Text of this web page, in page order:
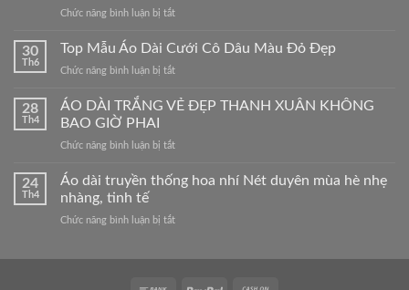
Chức năng bình luận bị tắtở
Dài
Tân
Cao
Đa
Mẫu
Form
30
Th6
Top Mẫu Áo Dài Cưới Cô Dâu Màu Đỏ Đẹp
Chức năng bình luận bị tắtở
Mẫu
Cưới
Dâu
Đẹp
28
Th4
ÁO DÀI TRẮNG VẺ ĐẸP THANH XUÂN KHÔNG
BAO GIỜ PHAI
Chức năng bình luận bị tắtở
TRẮNG
ĐẸP
24
Th4
Áo dài truyền thống hoa nhí Nét duyên mùa hè nhẹ
nhàng, tinh tế
Chức năng bình luận bị tắtở